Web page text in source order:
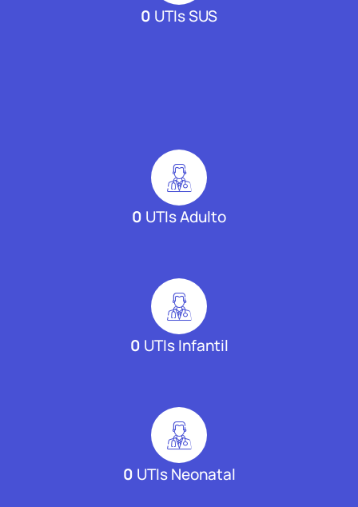
0 UTIs SUS
0 UTIs Adulto
0 UTIs Infantil
0 UTIs Neonatal